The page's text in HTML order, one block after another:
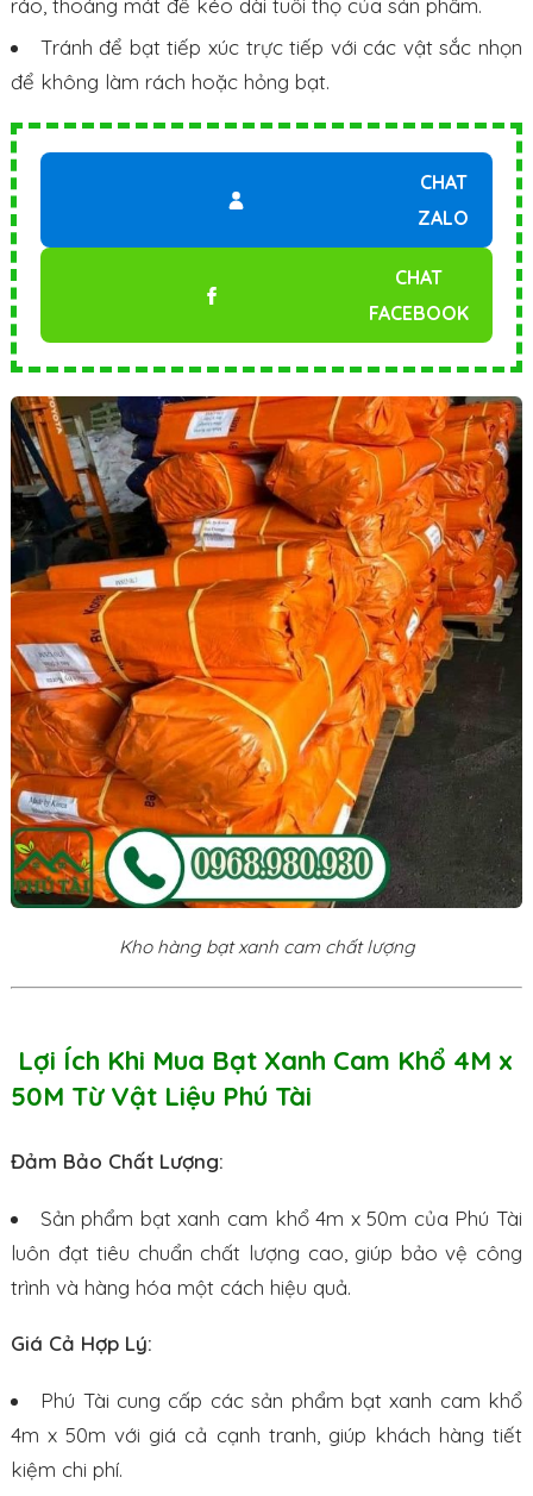
ráo, thoáng mát để kéo dài tuổi thọ của sản phẩm.
Tránh để bạt tiếp xúc trực tiếp với các vật sắc nhọn
để không làm rách hoặc hỏng bạt.
CHAT
ZALO
CHAT
FACEBOOK
Kho hàng bạt xanh cam chất lượng
Lợi Ích Khi Mua Bạt Xanh Cam Khổ 4M x
50M Từ Vật Liệu Phú Tài
Đảm Bảo Chất Lượng:
Sản phẩm bạt xanh cam khổ 4m x 50m của Phú Tài
luôn đạt tiêu chuẩn chất lượng cao, giúp bảo vệ công
trình và hàng hóa một cách hiệu quả.
Giá Cả Hợp Lý:
Phú Tài cung cấp các sản phẩm bạt xanh cam khổ
4m x 50m với giá cả cạnh tranh, giúp khách hàng tiết
kiệm chi phí.